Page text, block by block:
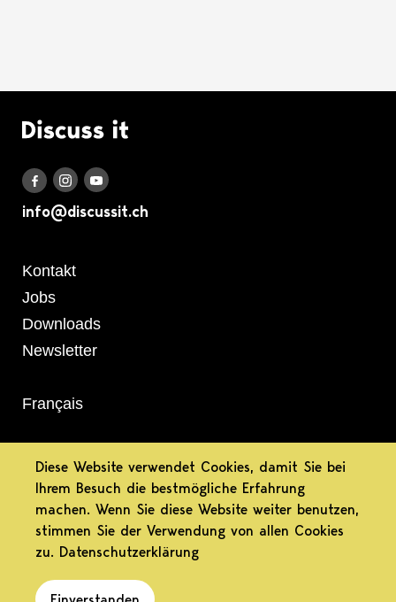
Logo Discuss it
Discuss it auf Facebook
Discuss it auf Instagram
Discuss it auf Youtube
info@discussit.ch
Metanavigation
Kontakt
Jobs
Downloads
Newsletter
Français
informiert.
bewusst.
differenziert.
Diese Website verwendet Cookies, damit Sie bei
Ihrem Besuch die bestmögliche Erfahrung
machen. Wenn Sie diese Website weiter benutzen,
stimmen Sie der Verwendung von allen Cookies
zu. Datenschutzerklärung